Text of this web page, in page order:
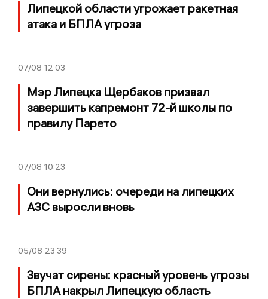
Липецкой области угрожает ракетная
атака и БПЛА угроза
07/08 12:03
Мэр Липецка Щербаков призвал
завершить капремонт 72-й школы по
правилу Парето
07/08 10:23
Они вернулись: очереди на липецких
АЗС выросли вновь
05/08 23:39
Звучат сирены: красный уровень угрозы
БПЛА накрыл Липецкую область